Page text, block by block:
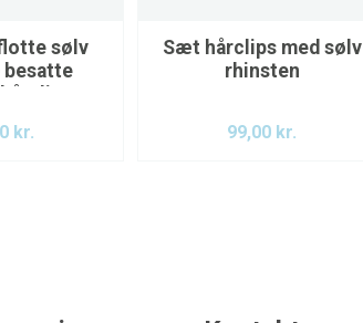
sølv
besatte
kr.
Sæt hårclips med sølv
rhinsten
99,00 kr.